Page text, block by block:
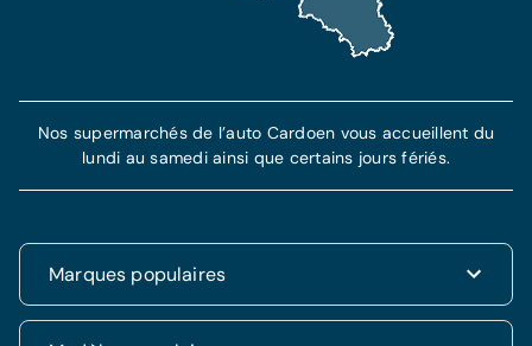
Marques populaires
Nos supermarchés de l’auto Cardoen vous accueillent du
lundi au samedi ainsi que certains jours fériés.